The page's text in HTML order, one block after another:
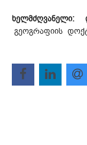
ხელმძღვანელი:
გეოგრაფიის